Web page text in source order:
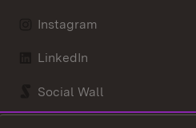
Instagram
LinkedIn
Social Wall